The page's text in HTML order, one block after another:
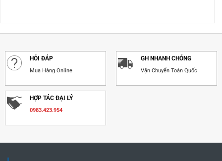
HỎI ĐÁP
Mua Hàng Online
GH NHANH CHÓNG
Vận Chuyển Toàn Quốc
HỢP TÁC ĐẠI LÝ
0983.423.954